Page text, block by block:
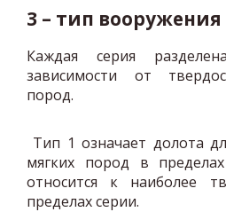
3 – тип
Каждая серия
зависимости от
пород.
Тип 1 означает долота
мягких пород в
относится к наиболее
пределах серии.